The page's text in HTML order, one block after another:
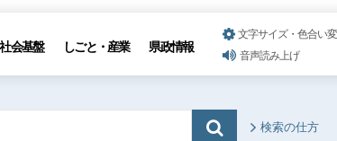
社会基盤 しごと・産業 県政情報
文字サイズ・色合い
音声読み上げ
検索の仕方